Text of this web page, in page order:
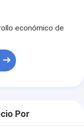
económico de
Por